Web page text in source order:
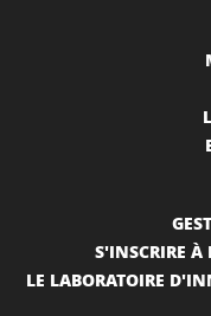
S'INSCRIRE À
LE LABORATOIRE